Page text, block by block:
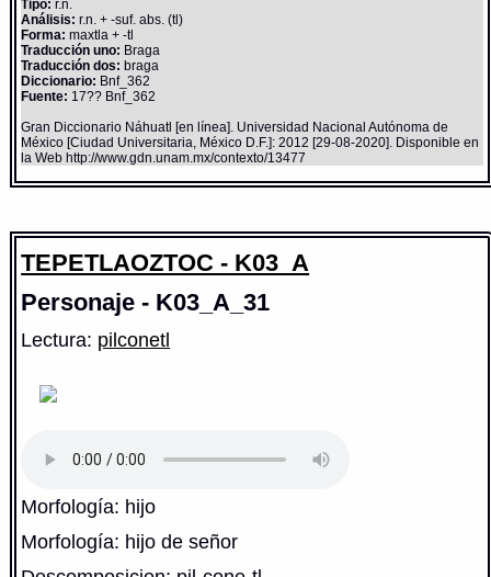
Tipo: r.n.
Análisis: r.n. + -suf. abs. (tl)
Forma: maxtla + -tl
Traducción uno: Braga
Traducción dos: braga
Diccionario: Bnf_362
Fuente: 17?? Bnf_362
Gran Diccionario Náhuatl [en línea]. Universidad Nacional Autónoma de
México [Ciudad Universitaria, México D.F.]: 2012 [29-08-2020]. Disponible en
la Web http://www.gdn.unam.mx/contexto/13477
TEPETLAOZTOC - K03_A
Personaje - K03_A_31
Lectura: pilconetl
Morfología: hijo
Morfología: hijo de señor